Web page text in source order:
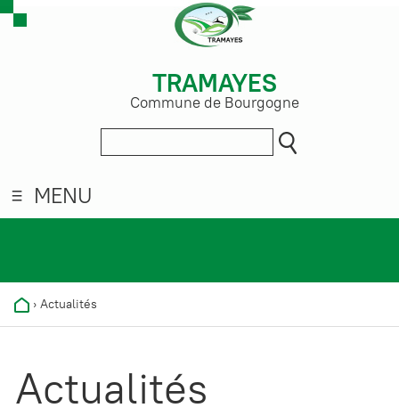
TRAMAYES
Commune de Bourgogne
MENU
› Actualités
Actualités